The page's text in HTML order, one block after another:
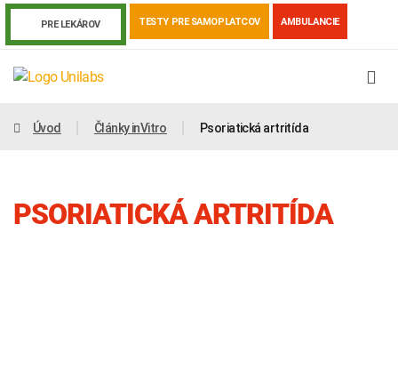
PRE LEKÁROV TESTY PRE SAMOPLATCOV AMBULANCIE
Úvod Články inVitro Psoriatická artritída
PSORIATICKÁ ARTRITÍDA